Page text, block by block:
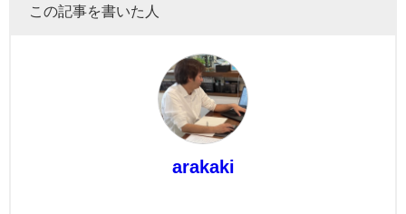
この記事を書いた人
arakaki